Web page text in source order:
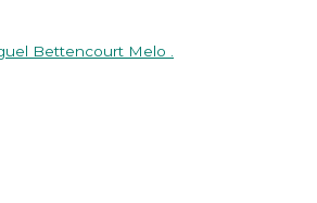
Bettencourt Melo .